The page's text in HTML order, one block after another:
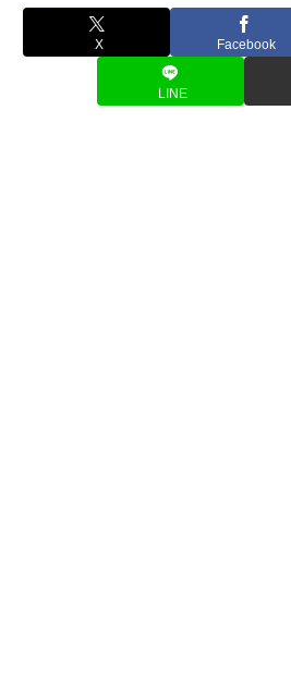
X Facebook
LINE